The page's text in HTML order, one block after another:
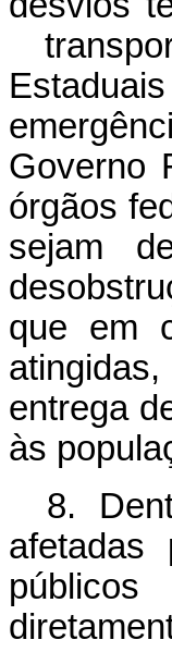
Governo
órgãos
sejam
que em
entrega
às
8.
afetadas